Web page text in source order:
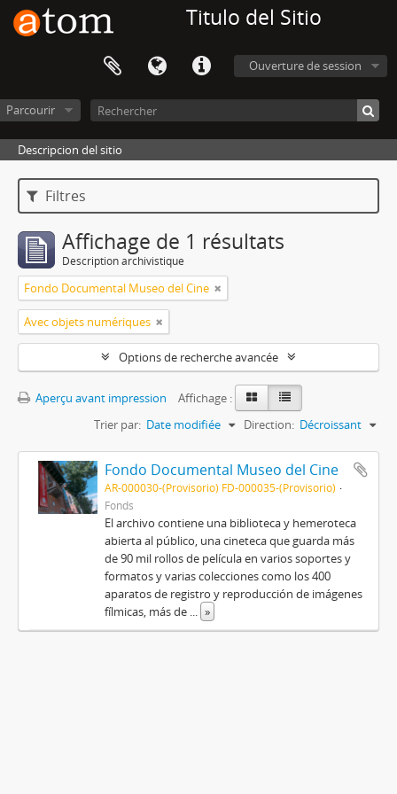
Titulo del Sitio
Ouverture de session
Parcourir
Descripcion del sitio
Filtres
Affichage de 1 résultats
Description archivistique
Fondo Documental Museo del Cine
Avec objets numériques
Options de recherche avancée
Aperçu avant impression
Affichage :
Trier par: Date modifiée Direction: Décroissant
Fondo Documental Museo del Cine
AR-000030-(Provisorio) FD-000035-(Provisorio)
Fonds
El archivo contiene una biblioteca y hemeroteca
abierta al público, una cineteca que guarda más
de 90 mil rollos de película en varios soportes y
formatos y varias colecciones como los 400
aparatos de registro y reproducción de imágenes
fílmicas, más de ... »